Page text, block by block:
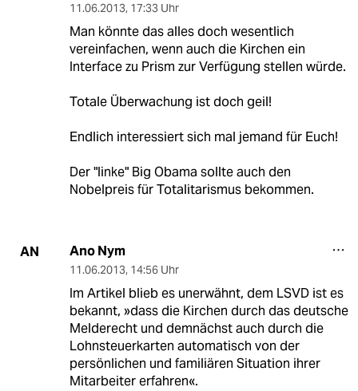
11.06.2013, 17:33 Uhr
Man könnte das alles doch wesentlich
vereinfachen, wenn auch die Kirchen ein
Interface zu Prism zur Verfügung stellen würde.
Totale Überwachung ist doch geil!
Endlich interessiert sich mal jemand für Euch!
Der "linke" Big Obama sollte auch den
Nobelpreis für Totalitarismus bekommen.
AN Ano Nym
11.06.2013, 14:56 Uhr
Im Artikel blieb es unerwähnt, dem LSVD ist es
bekannt, »dass die Kirchen durch das deutsche
Melderecht und demnächst auch durch die
Lohnsteuerkarten automatisch von der
persönlichen und familiären Situation ihrer
Mitarbeiter erfahren«.